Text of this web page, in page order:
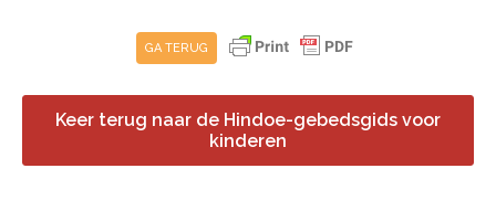
GA TERUG
Keer terug naar de Hindoe-gebedsgids voor
kinderen